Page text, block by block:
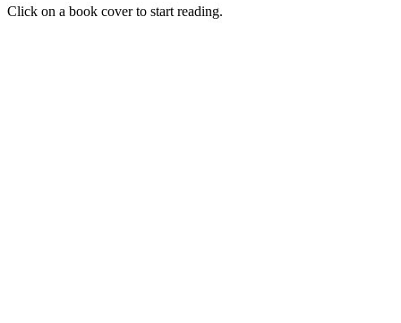
Click on a book cover to start reading.